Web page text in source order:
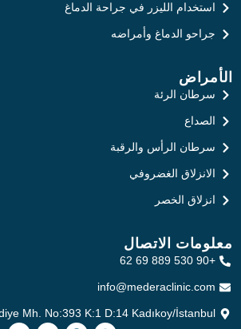
استخدام الليزر في جراحة الدماغ
جراحو الدماغ وأمراضه
الأمراض
سرطان الرئة
الصداع
سرطان الرأس والرقبة
الانزلاق الغضروفي
انزلاق الخصر
معلومات الاتصال
+90 530 889 69 62
info@mederaclinic.com
Mh. No:393 K:1 D:14 Kadıkoy/İstanbul